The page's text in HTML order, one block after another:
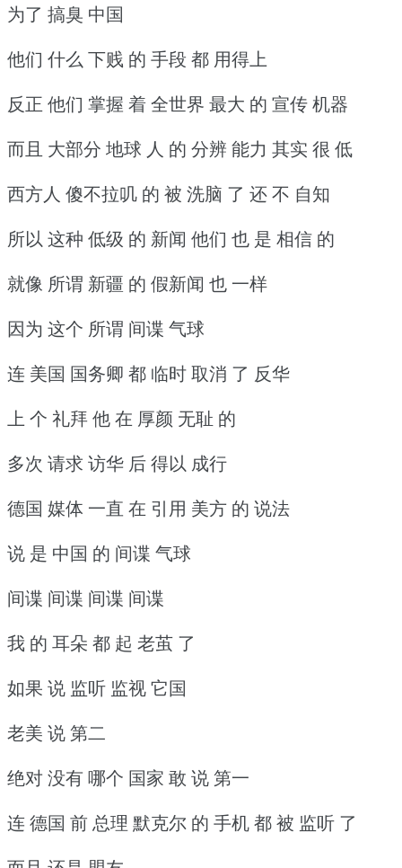
为了 搞臭 中国
他们 什么 下贱 的 手段 都 用得上
反正 他们 掌握 着 全世界 最大 的 宣传 机器
而且 大部分 地球 人 的 分辨 能力 其实 很 低
西方人 傻不拉叽 的 被 洗脑 了 还 不 自知
所以 这种 低级 的 新闻 他们 也 是 相信 的
就像 所谓 新疆 的 假新闻 也 一样
因为 这个 所谓 间谍 气球
连 美国 国务卿 都 临时 取消 了 反华
上 个 礼拜 他 在 厚颜 无耻 的
多次 请求 访华 后 得以 成行
德国 媒体 一直 在 引用 美方 的 说法
说 是 中国 的 间谍 气球
间谍 间谍 间谍 间谍
我 的 耳朵 都 起 老茧 了
如果 说 监听 监视 它国
老美 说 第二
绝对 没有 哪个 国家 敢 说 第一
连 德国 前 总理 默克尔 的 手机 都 被 监听 了